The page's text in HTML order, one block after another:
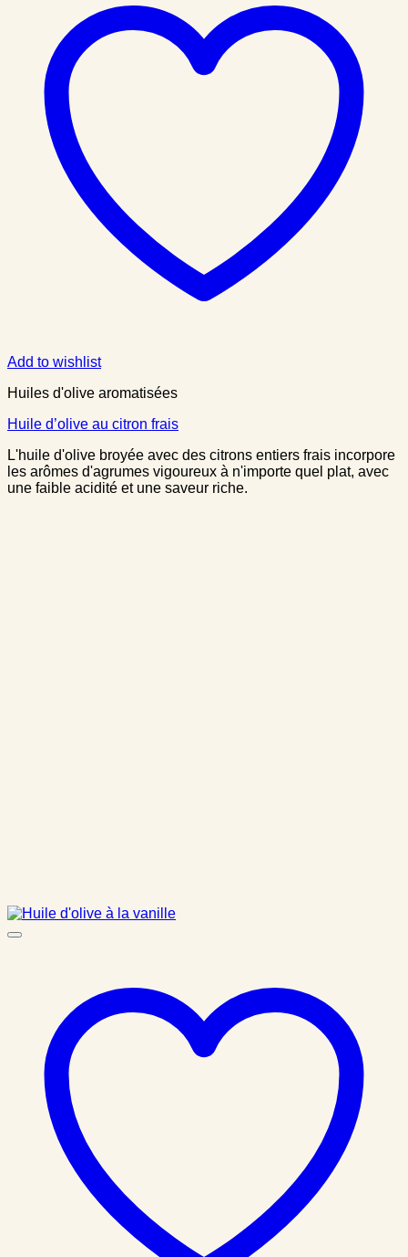
Add to wishlist
Huiles d'olive aromatisées
Huile d’olive au citron frais
L'huile d'olive broyée avec des citrons entiers frais incorpore
les arômes d'agrumes vigoureux à n'importe quel plat, avec
une faible acidité et une saveur riche.